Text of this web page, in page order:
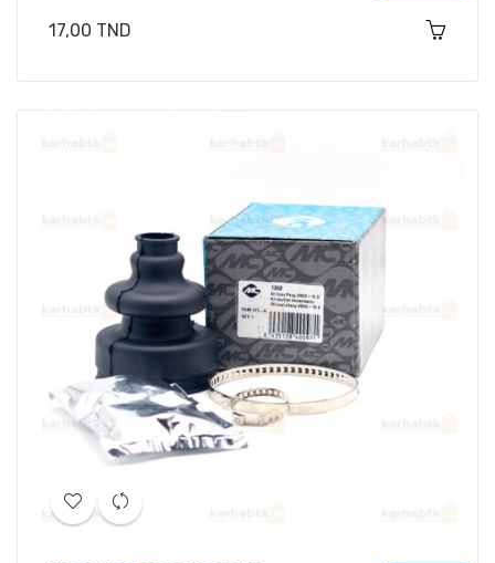
Prix
17,00 TND